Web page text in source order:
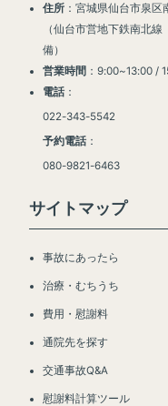
住所：宮城県仙台市泉区
（仙台市営地下鉄南北
備）
営業時間 ：9:00~13:00 /
電話：
022-343-5542
予約電話：
080-9821-6463
サイトマップ
事故にあったら
治療・むちうち
費用・慰謝料
通院先を探す
交通事故Q&A
慰謝料計算ツール